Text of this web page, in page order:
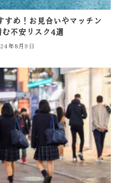
すめ！お見合いやマッチン
む不安リスク4選
年8月9日